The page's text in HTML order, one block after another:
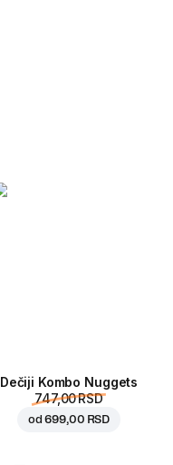
Dečiji Kombo Nuggets
747,00 RSD
od699,00 RSD